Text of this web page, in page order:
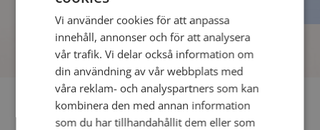
Fler singlar
Vi använder cookies för att anpassa
innehåll, annonser och för att analysera
vår trafik. Vi delar också information om
din användning av vår webbplats med
våra reklam- och analyspartners som kan
kombinera den med annan information
som du har tillhandahållit dem eller som